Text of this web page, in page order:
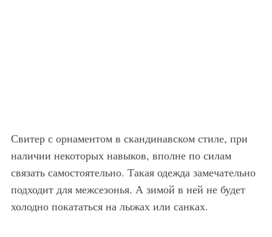
Свитер с орнаментом в скандинавском стиле, при
наличии некоторых навыков, вполне по силам
связать самостоятельно. Такая одежда замечательно
подходит для межсезонья. А зимой в ней не будет
холодно покататься на лыжах или санках.